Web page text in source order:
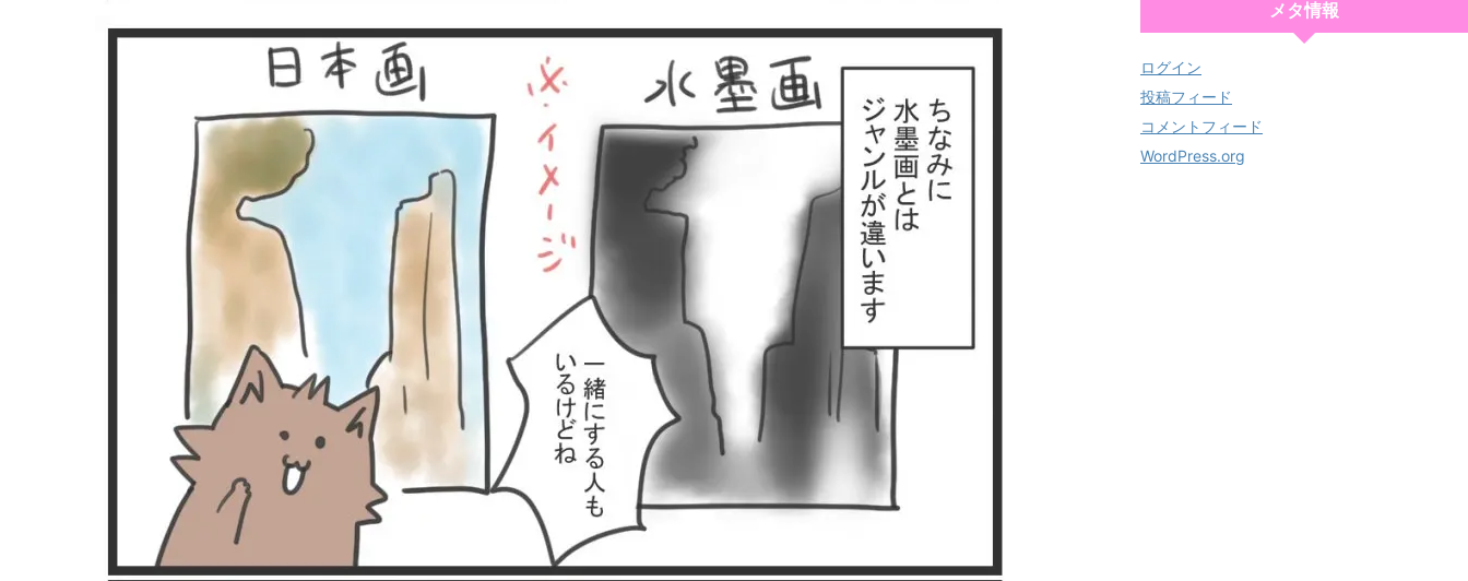
メタ情報
ログイン
投稿フィード
コメントフィード
WordPress.org